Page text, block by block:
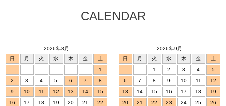
CALENDAR
2026年8月
日
月 火 水 木 金
土
1
2
3 4 5 6 7
8
9
10 11 12 13 14
15
16
17 18 19 20 21
22
2026年9月
日
月 火 水 木 金
土
1
2 3 4
5
6
7 8 9 10 11
12
13
14 15 16 17 18
19
20
21 22 23 24 25
26